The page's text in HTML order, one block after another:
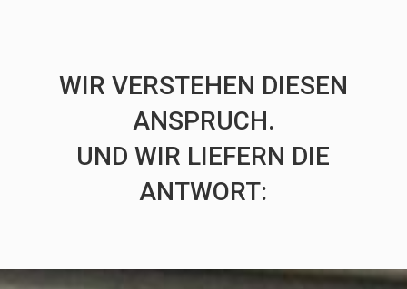
WIR VERSTEHEN DIESEN
ANSPRUCH.
UND WIR LIEFERN DIE
ANTWORT: